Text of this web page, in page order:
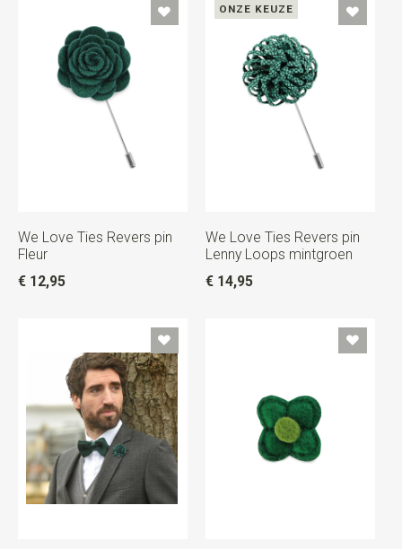
We Love Ties Revers pin
Fleur
€ 12,95
ONZE KEUZE
We Love Ties Revers pin
Lenny Loops mintgroen
€ 14,95